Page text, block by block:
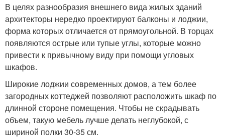
В целях разнообразия внешнего вида жилых зданий
архитекторы нередко проектируют балконы и лоджии,
форма которых отличается от прямоугольной. В торцах
появляются острые или тупые углы, которые можно
привести к привычному виду при помощи угловых
шкафов.
Широкие лоджии современных домов, а тем более
загородных коттеджей позволяют расположить шкаф по
длинной стороне помещения. Чтобы не скрадывать
объем, такую мебель лучше делать неглубокой, с
шириной полки 30-35 см.